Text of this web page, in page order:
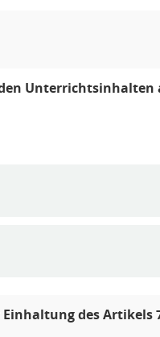
Unterrichtsinhalten
des Artikels